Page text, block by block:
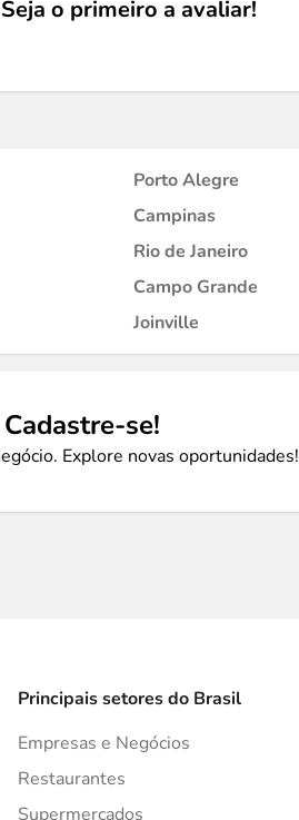
Seja o primeiro a avaliar!
Porto Alegre
Campinas
Rio de Janeiro
Campo Grande
Joinville
Cadastre-se!
Explore novas oportunidades!
Principais setores do Brasil
Empresas e Negócios
Restaurantes
Supermercados